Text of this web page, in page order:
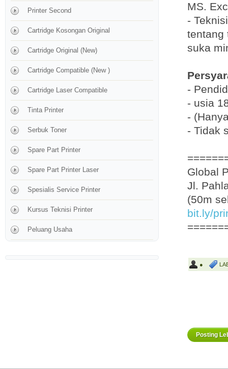
MS.
-
tentang
suka
-
- usia
-
- Tidak
Global
Jl.
(50m
bit.ly/
●
Posting
Printer Second
Cartridge Kosongan Original
Cartridge Original (New)
Cartridge Compatible (New )
Cartridge Laser Compatible
Tinta Printer
Serbuk Toner
Spare Part Printer
Spare Part Printer Laser
Spesialis Service Printer
Kursus Teknisi Printer
Peluang Usaha